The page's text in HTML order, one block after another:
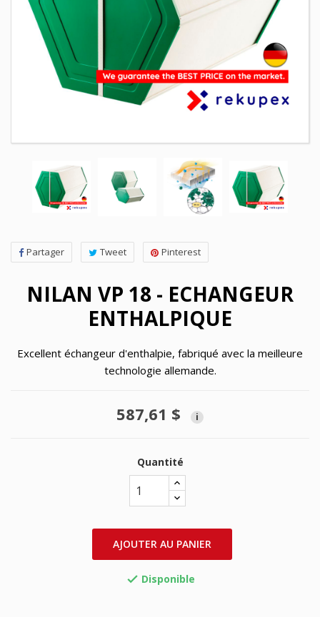
Partager Tweet Pinterest
NILAN VP 18 - ECHANGEUR
ENTHALPIQUE
Excellent échangeur d'enthalpie, fabriqué avec la meilleure
technologie allemande.
587,61 $ i
Quantité
AJOUTER AU PANIER
 Disponible